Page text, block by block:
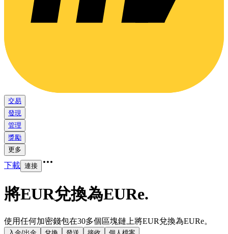
交易
發現
管理
獎勵
更多
下載 連接
將EUR兌換為EURe.
使用任何加密錢包在30多個區塊鏈上將EUR兌換為EURe。